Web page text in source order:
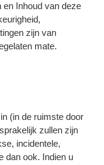
en Inhoud van deze
zijn van
mate.
(in de ruimste door
zullen zijn
incidentele,
dan ook. Indien u